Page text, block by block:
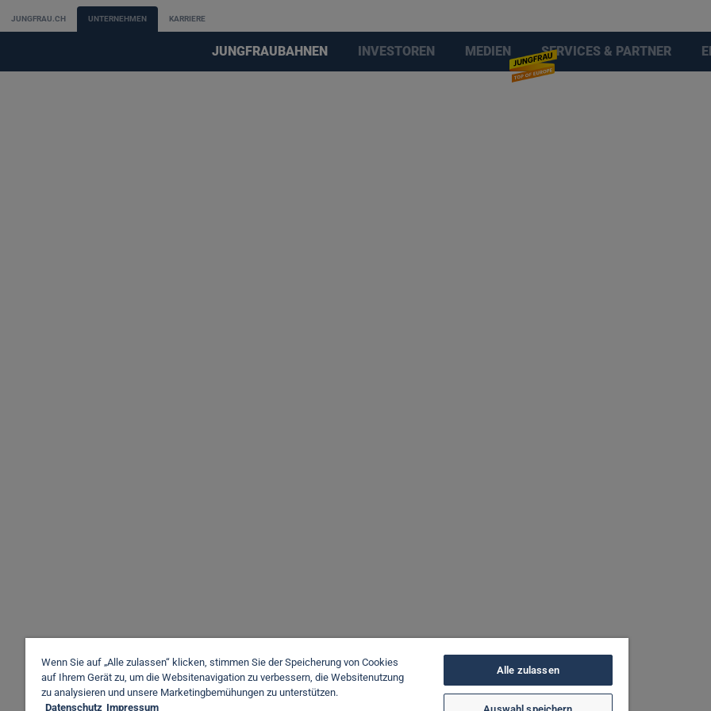
JUNGFRAU.CH UNTERNEHMEN KARRIERE
JUNGFRAUBAHNEN INVESTOREN MEDIEN SERVICES & PARTNER
Wenn Sie auf „Alle zulassen“ klicken, stimmen Sie der Speicherung von Cookies
auf Ihrem Gerät zu, um die Websitenavigation zu verbessern, die Websitenutzung
zu analysieren und unsere Marketingbemühungen zu unterstützen.
Datenschutz Impressum
Alle zulassen